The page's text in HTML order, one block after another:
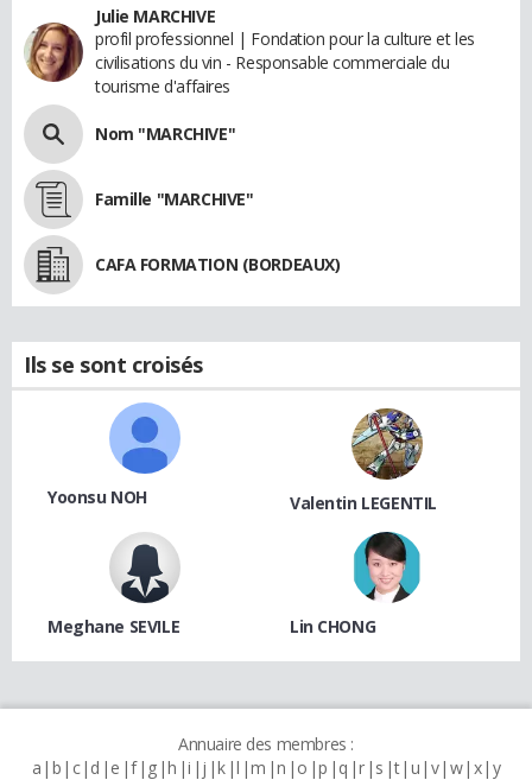
Julie MARCHIVE
profil professionnel | Fondation pour la culture et les
civilisations du vin - Responsable commerciale du
tourisme d'affaires
Nom "MARCHIVE"
Famille "MARCHIVE"
CAFA FORMATION (BORDEAUX)
Ils se sont croisés
Yoonsu NOH Valentin LEGENTIL
Meghane SEVILE Lin CHONG
Annuaire des membres :
a b c d e f g h i j k l m n o p q r s t u v w x y